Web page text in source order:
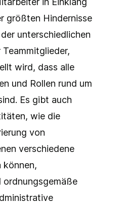
größten Hindernisse
unterschiedlichen
wird, dass alle
und Rollen rund um
Es gibt auch
wie die
von
verschiedene
können,
ordnungsgemäße